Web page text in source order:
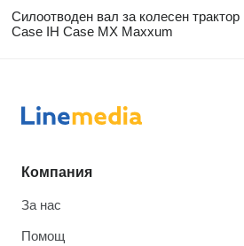
Силоотводен вал за колесен трактор
Case IH Case MX Maxxum
Компания
За нас
Помощ